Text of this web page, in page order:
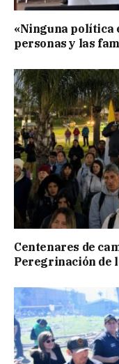
«Ninguna política
personas y las
Centenares de
Peregrinación de